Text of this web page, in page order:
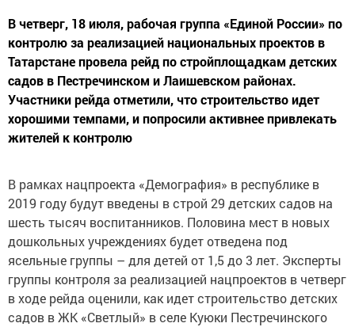
В четверг, 18 июля, рабочая группа «Единой России» по
контролю за реализацией национальных проектов в
Татарстане провела рейд по стройплощадкам детских
садов в Пестречинском и Лаишевском районах.
Участники рейда отметили, что строительство идет
хорошими темпами, и попросили активнее привлекать
жителей к контролю
В рамках нацпроекта «Демография» в республике в
2019 году будут введены в строй 29 детских садов на
шесть тысяч воспитанников. Половина мест в новых
дошкольных учреждениях будет отведена под
ясельные группы – для детей от 1,5 до 3 лет. Эксперты
группы контроля за реализацией нацпроектов в четверг
в ходе рейда оценили, как идет строительство детских
садов в ЖК «Светлый» в селе Куюки Пестречинского